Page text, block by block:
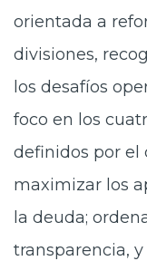
orientada a
divisiones,
los desafíos
foco en los
definidos por el
maximizar los
la deuda;
transparencia,